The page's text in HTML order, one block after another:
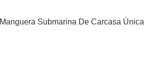
Manguera Submarina De Carcasa Única